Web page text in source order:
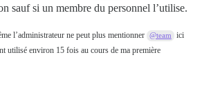
sauf si un membre du personnel l’utilise.
l’administrateur ne peut plus mentionner @team
ici
utilisé environ 15 fois au cours de ma première